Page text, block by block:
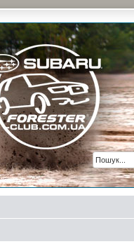
с друзьями. Присоединяйтесь.